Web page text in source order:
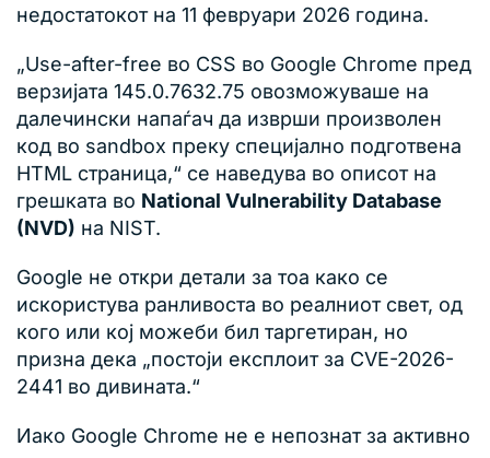
недостатокот на 11 февруари 2026 година.
„Use-after-free во CSS во Google Chrome пред
верзијата 145.0.7632.75 овозможуваше на
далечински напаѓач да изврши произволен
код во sandbox преку специјално подготвена
HTML страница,“ се наведува во описот на
грешката во National Vulnerability Database
(NVD) на NIST.
Google не откри детали за тоа како се
искористува ранливоста во реалниот свет, од
кого или кој можеби бил таргетиран, но
призна дека „постоји експлоит за CVE-2026-
2441 во дивината.“
Иако Google Chrome не е непознат за активно